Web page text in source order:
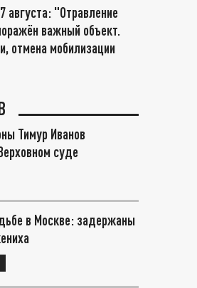
августа: "Отравление
важный объект.
отмена мобилизации
Тимур Иванов
суде
в Москве: задержаны